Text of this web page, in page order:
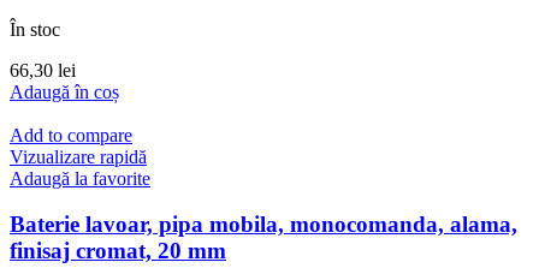
În stoc
66,30 lei
Adaugă în coș
Add to compare
Vizualizare rapidă
Adaugă la favorite
Baterie lavoar, pipa mobila, monocomanda, alama,
finisaj cromat, 20 mm